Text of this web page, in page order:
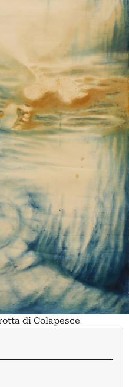
di Colapesce